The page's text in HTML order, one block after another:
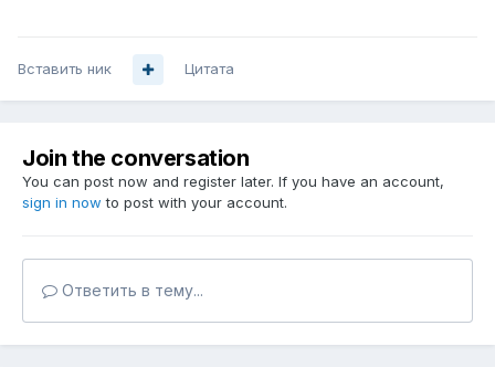
Вставить ник Цитата
Join the conversation
You can post now and register later. If you have an account,
sign in now to post with your account.
Ответить в тему...